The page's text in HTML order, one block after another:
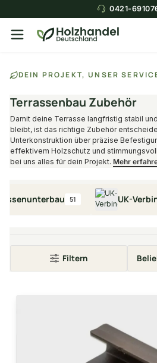
0421-
Sekunden
DEIN PROJEKT, UNSER
Terrassenbau Zubehör
Damit deine Terrasse langfristig stabil
bleibt, ist das richtige Zubehör
Unterkonstruktion über präzise
effektivem Holzschutz und
bei uns alles für dein Projekt. Mehr
51 UK-
Filtern